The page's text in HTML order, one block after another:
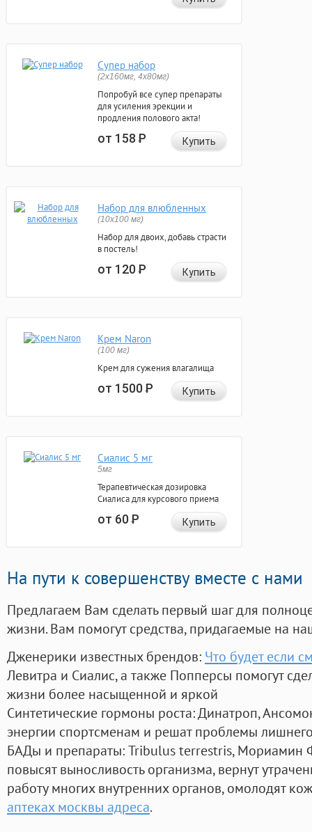
Супер набор
(2х160мг, 4х80мг)
Попробуй все супер препараты
для усиления эрекции и
продления полового акта!
от 158Р Купить
Набор для влюбленных
(10х100 мг)
Набор для двоих, добавь страсти
в постель!
от 120Р Купить
Крем Naron
(100 мг)
Крем для сужения влагалища
от 1500Р Купить
Сиалис 5 мг
5мг
Терапевтическая дозировка
Сиалиса для курсового приема
от 60Р Купить
На пути к совершенству вместе с нами
Предлагаем Вам сделать первый шаг для
жизни. Вам помогут средства, придагаемые на
Дженерики известных брендов: Что будет если
Левитра и Сиалис, а также Попперсы помогут
жизни более насыщенной и яркой
Синтетические гормоны роста: Динатроп,
энергии спортсменам и решат проблемы
БАДы и препараты:Tribulus terrestris, Мориамин
повысят выносливость организма, вернут
работу многих внутренних органов, омолодят
аптеках москвы адреса.